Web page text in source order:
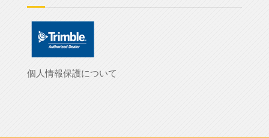
個人情報保護について